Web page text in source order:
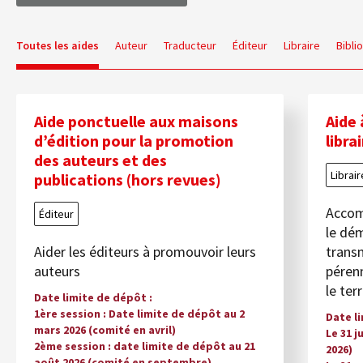
Toutes les aides Auteur Traducteur Éditeur Libraire
Aide ponctuelle aux maisons
d’édition pour la promotion
des auteurs et des
publications (hors revues)
Éditeur
Aider les éditeurs à promouvoir leurs
auteurs
Date limite de dépôt
1ère session : Date limite de dépôt au 2
mars 2026 (comité en avril)
2ème session : date limite de dépôt au 21
Aide
le
le
Date
Le 31
2026)